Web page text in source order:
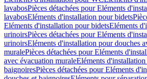
lavabosPièces détachées pour Eléments
lavabosEléments d'installation pour bidets
Eléments d'installation pour bidetsEléments
urinoirsPièces détachées pour Eléments
urinoirsEléments d'installation pour douches
muralePièces détachées pour Eléments
avec évacuation muraleEléments
baignoiresPièces détachées pour Eléments